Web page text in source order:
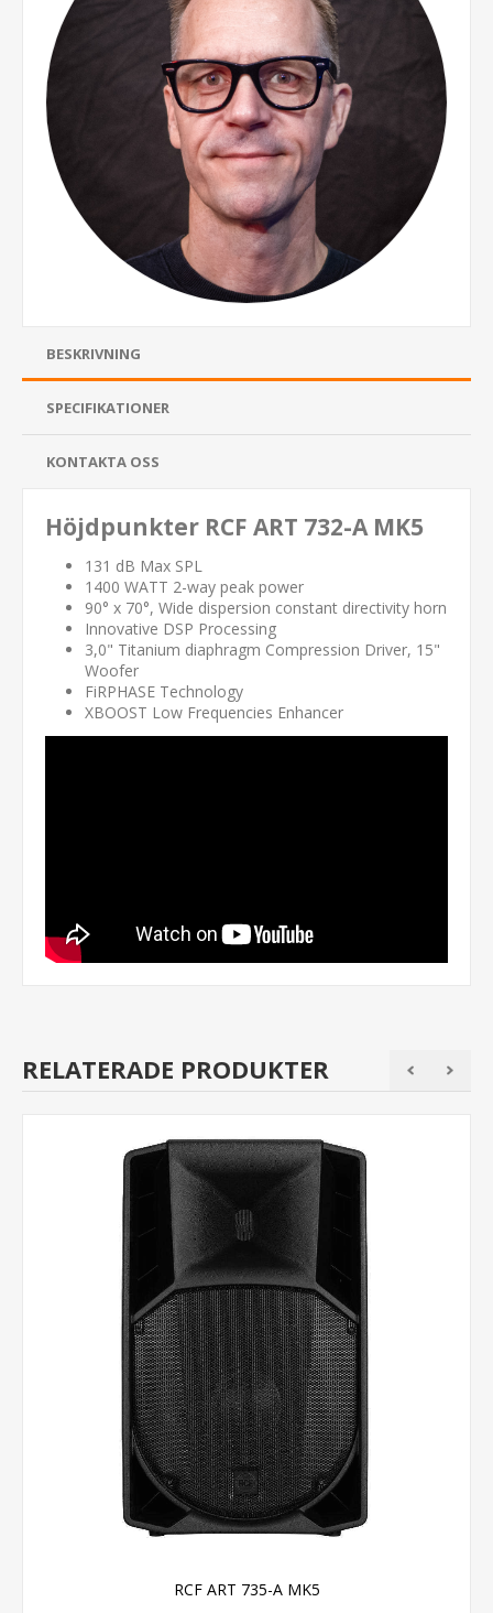
BESKRIVNING
SPECIFIKATIONER
KONTAKTA OSS
Höjdpunkter RCF ART 732-A MK5
131 dB Max SPL
1400 WATT 2-way peak power
90° x 70°, Wide dispersion constant directivity horn
Innovative DSP Processing
3,0" Titanium diaphragm Compression Driver, 15"
Woofer
FiRPHASE Technology
XBOOST Low Frequencies Enhancer
RELATERADE PRODUKTER
RCF ART 735-A MK5